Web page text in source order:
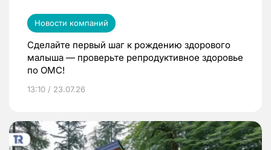
Новости компаний
Сделайте первый шаг к рождению здорового
малыша — проверьте репродуктивное здоровье
по ОМС!
13:10 / 23.07.26